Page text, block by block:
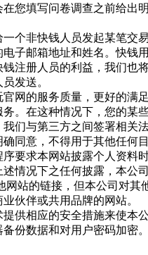
您填写问卷调查之前给出
一个非快钱人员发起某笔
子邮箱地址和姓名。快钱
注册人员的利益，我们也
发送。
官网的服务质量，更好的
。在这种情况下，您的某
们与第三方之间签署相关
同意，不得用于其他任何
序要求本网站披露个人资
情况下之任何披露，本公
网站的链接，但本公司对
伙伴或共用品牌的网站。
提供相应的安全措施来使
份数据和对用户密码加密